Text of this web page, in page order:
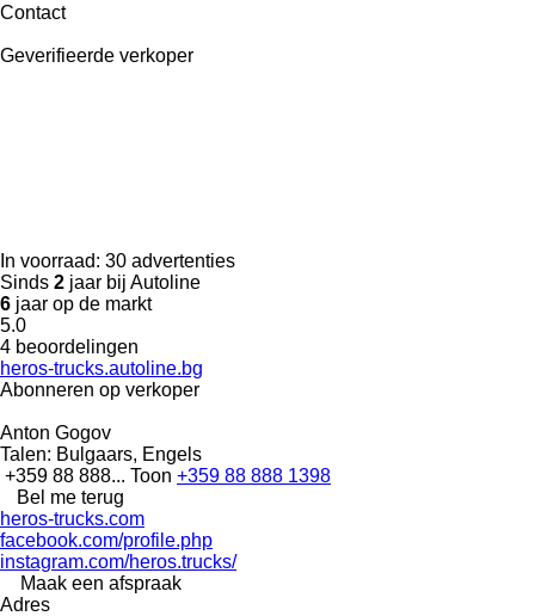
Contact
Geverifieerde verkoper
In voorraad: 30 advertenties
Sinds 2 jaar bij Autoline
6 jaar op de markt
5.0
4 beoordelingen
heros-trucks.autoline.bg
Abonneren op verkoper
Anton Gogov
Talen: Bulgaars, Engels
+359 88 888... Toon +359 88 888 1398
Bel me terug
heros-trucks.com
facebook.com/profile.php
instagram.com/heros.trucks/
Maak een afspraak
Adres